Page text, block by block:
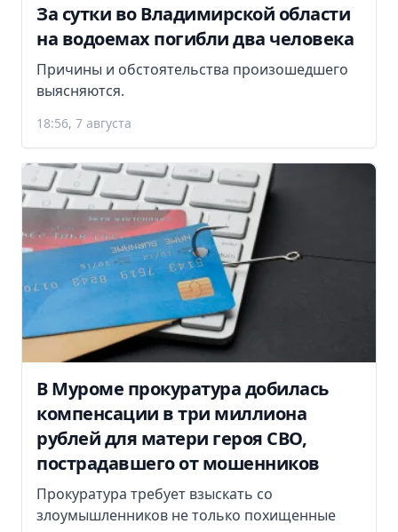
За сутки во Владимирской области
на водоемах погибли два человека
Причины и обстоятельства произошедшего
выясняются.
18:56, 7 августа
В Муроме прокуратура добилась
компенсации в три миллиона
рублей для матери героя СВО,
пострадавшего от мошенников
Прокуратура требует взыскать со
злоумышленников не только похищенные